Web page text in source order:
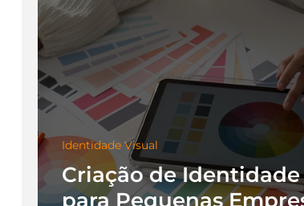
Ferramentas Slogan
nome de empresa Branding
Criação de Identidade
para Pequenas
Identidade Visual